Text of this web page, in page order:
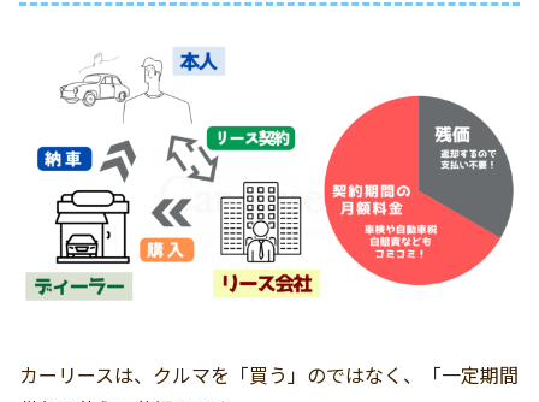
カーリースは、クルマを「買う」のではなく、「一定期間